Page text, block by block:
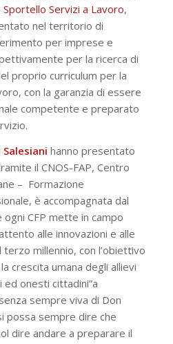
Sportello Servizi a Lavoro,
nel territorio di
per imprese e
per la ricerca di
proprio curriculum per la
con la garanzia di essere
competente e preparato
Salesiani hanno presentato
il CNOS-FAP, Centro
– Formazione
è accompagnata dal
CFP mette in campo
alle innovazioni e alle
millennio, con l’obiettivo
crescita umana degli allievi
ed onesti cittadini”a
sempre viva di Don
possa sempre dire che
dire andare a preparare il